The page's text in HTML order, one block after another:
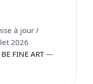
à jour /
2026
FINE ART—